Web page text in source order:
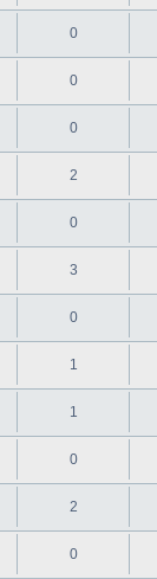
0
0
0
2
0
3
0
1
1
0
2
0